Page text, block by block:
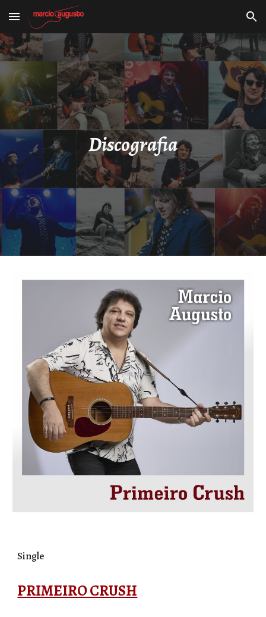
Skip to main content Skip to navigation
Discografia
Single
PRIMEIRO CRUSH